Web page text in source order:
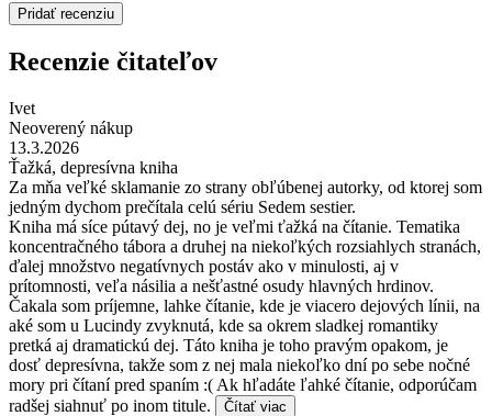
Pridať recenziu
Recenzie čitateľov
Ivet
Neoverený nákup
13.3.2026
Ťažká, depresívna kniha
Za mňa veľké sklamanie zo strany obľúbenej autorky, od ktorej som
jedným dychom prečítala celú sériu Sedem sestier.
Kniha má síce pútavý dej, no je veľmi ťažká na čítanie. Tematika
koncentračného tábora a druhej na niekoľkých rozsiahlych stranách,
ďalej množstvo negatívnych postáv ako v minulosti, aj v
prítomnosti, veľa násilia a nešťastné osudy hlavných hrdinov.
Čakala som príjemne, lahke čítanie, kde je viacero dejových línii, na
aké som u Lucindy zvyknutá, kde sa okrem sladkej romantiky
pretká aj dramatickú dej. Táto kniha je toho pravým opakom, je
dosť depresívna, takže som z nej mala niekoľko dní po sebe nočné
mory pri čítaní pred spaním :( Ak hľadáte ľahké čítanie, odporúčam
radšej siahnuť po inom titule.
Čítať viac